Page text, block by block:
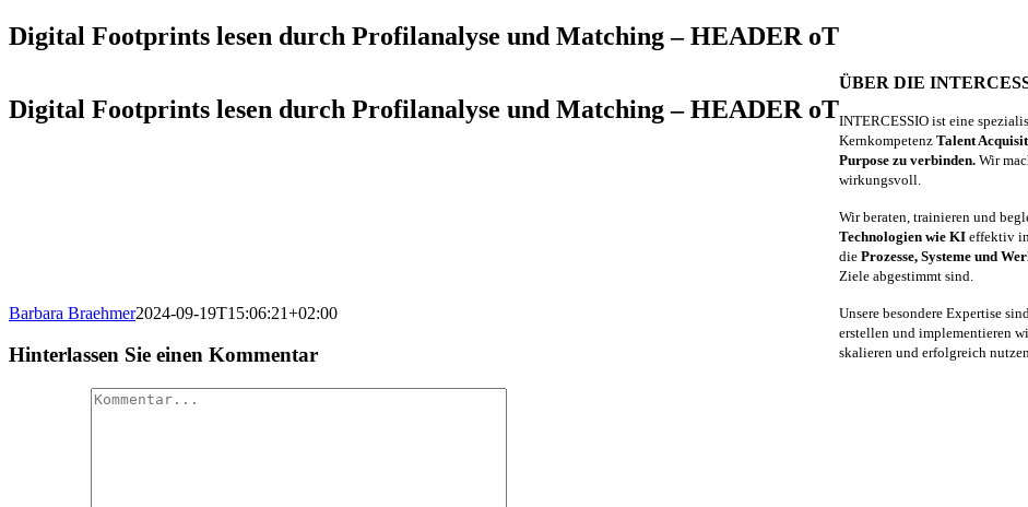
Digital Footprints lesen durch Profilanalyse und Matching – HEADER oT
Digital Footprints lesen durch Profilanalyse und Matching – HEADER oT
Barbara Braehmer2024-09-19T15:06:21+02:00
Hinterlassen Sie einen Kommentar
ÜBER DIE
INTERCESSIO ist eine
Kernkompetenz Talent
Purpose zu verbinden. Wir
wirkungsvoll.
Wir beraten, trainieren und
Technologien wie KI effektiv
die Prozesse, Systeme und
Ziele abgestimmt sind.
Unsere besondere Expertise sind
erstellen und implementieren
skalieren und erfolgreich nutzen.